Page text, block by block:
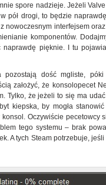
spore nadzieje. Jeżeli
pół drogi, to będzie
nowoczesnym interfejsem
komponentów.
naprawdę pięknie. I tu
pozostają dość mgliste,
założyć, że konsolopecet
Tylko, że jeżeli to się ma
kiepska, by mogła
Oczywiście pecetowcy
tego systemu – brak
A tych Steam potrzebuje,